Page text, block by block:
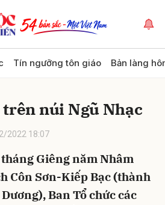
Tín ngưỡng tôn giáo Bản làng
núi Ngũ Nhạc
2022 18:07
Giêng năm Nhâm
Côn Sơn-Kiếp Bạc (thành
Ban Tổ chức các
Hủy Gửi